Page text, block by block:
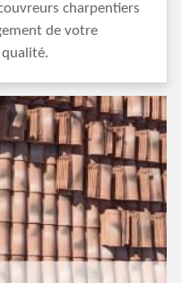
charpentiers
de votre